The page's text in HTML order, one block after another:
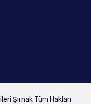
Şırnak Tüm Hakları